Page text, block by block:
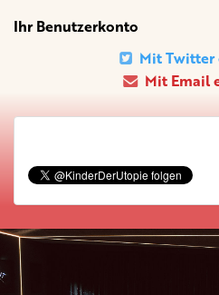
Ihr Benutzerkonto
Mit Twitter
Mit Email